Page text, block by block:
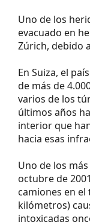
Uno de los
evacuado en
Zúrich, debido
En Suiza, el
de más de
varios de los
últimos años
interior que
hacia esas
Uno de los
octubre de
camiones en
kilómetros)
intoxicadas